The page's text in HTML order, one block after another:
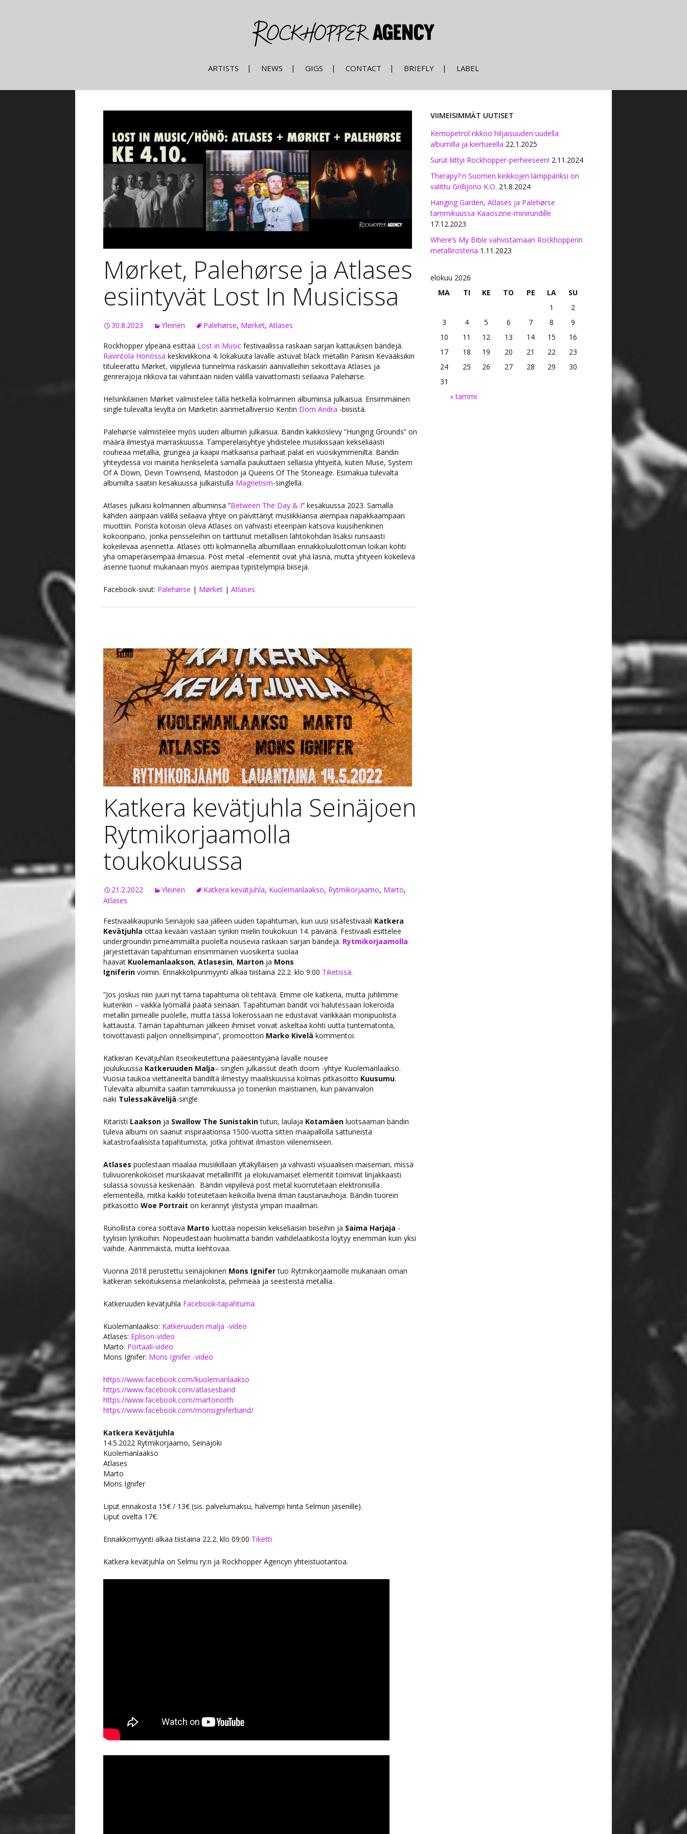
ARTISTS NEWS GIGS CONTACT BRIEFLY LABEL
Mørket, Palehørse ja Atlases
esiintyvät Lost In Musicissa
30.8.2023 Yleinen Palehørse, Mørket, Atlases
Rockhopper ylpeänä esittää Lost in Music festivaalissa raskaan sarjan kattauksen bändejä.
Ravintola Hönössä keskiviikkona 4. lokakuuta lavalle astuvat black metallin Pariisin Kevääksikin
tituleerattu Mørket, viipyileviä tunnelmia raskaisiin äänivalleihin sekoittava Atlases ja
genrerajoja rikkova tai vähintään niiden välillä vaivattomasti seilaava Palehørse.
Helsinkiläinen Mørket valmistelee tällä hetkellä kolmannen albuminsa julkaisua. Ensimmäinen
single tulevalta levyltä on Mørketin äärimetalliversio Kentin Dom Andra -biisistä.
Palehørse valmistelee myös uuden albumin julkaisua. Bändin kakkoslevy ”Hunging Grounds” on
määrä ilmestyä marraskuussa. Tamperelaisyhtye yhdistelee musiikissaan kekseliäästi
rouheaa metallia, grungea ja kaapii matkaansa parhaat palat eri vuosikymmeniltä. Bändin
yhteydessä voi mainita henkseleitä samalla paukuttaen sellaisia yhtyeitä, kuten Muse, System
Of A Down, Devin Townsend, Mastodon ja Queens Of The Stoneage. Esimakua tulevalta
albumilta saatiin kesäkuussa julkaistulla Magnetism-singlellä.
Atlases julkaisi kolmannen albuminsa ”Between The Day & I” kesäkuussa 2023. Samalla
kahden ääripään välillä seilaava yhtye on päivittänyt musiikkiansa aiempaa napakkaampaan
muottiin. Porista kotoisin oleva Atlases on vahvasti eteenpäin katsova kuusihenkinen
kokoonpano, jonka pensseleihin on tarttunut metallisen lähtökohdan lisäksi runsaasti
kokeilevaa asennetta. Atlases otti kolmannella albumillaan ennakkoluulottoman loikan kohti
yhä omaperäisempää ilmaisua. Post metal -elementit ovat yhä läsnä, mutta yhtyeen kokeileva
asenne tuonut mukanaan myös aiempaa typistelympiä biisejä.
Facebook-sivut: Palehørse | Mørket | Atlases
Katkera kevätjuhla Seinäjoen
Rytmikorjaamolla
toukokuussa
21.2.2022 Yleinen Katkera kevätjuhla, Kuolemanlaakso, Rytmikorjaamo, Marto,
Atlases
Festivaalikaupunki Seinäjoki saa jälleen uuden tapahtuman, kun uusi sisäfestivaali Katkera
Kevätjuhla ottaa kevään vastaan synkin mielin toukokuun 14. päivänä. Festivaali esittelee
undergroundin pimeämmältä puolelta nousevia raskaan sarjan bändejä. Rytmikorjaamolla
järjestettävän tapahtuman ensimmäinen vuosikerta suolaa
haavat Kuolemanlaakson, Atlasesin, Marton ja Mons
Igniferin voimin. Ennakkolipunmyynti alkaa tiistaina 22.2. klo 9:00 Tiketissä.
”Jos joskus niin juuri nyt tämä tapahtuma oli tehtävä. Emme ole katkeria, mutta juhlimme
kuitenkin – vaikka lyömällä päätä seinään. Tapahtuman bändit voi halutessaan lokeroida
metallin pimeälle puolelle, mutta tässä lokerossaan ne edustavat värikkään monipuolista
kattausta. Tämän tapahtuman jälkeen ihmiset voivat askeltaa kohti uutta tuntematonta,
toivottavasti paljon onnellisimpina”, promoottori Marko Kivelä kommentoi.
Katkeran Kevätjuhlan itseoikeutettuna pääesiintyjänä lavalle nousee
joulukuussa Katkeruuden Malja– singlen julkaissut death doom -yhtye Kuolemanlaakso.
Vuosia taukoa viettäneeltä bändiltä ilmestyy maaliskuussa kolmas pitkäsoitto Kuusumu.
Tulevalta albumilta saatiin tammikuussa jo toinenkin maistiainen, kun päivänvalon
näki Tulessakävelijä-single.
Kitaristi Laakson ja Swallow The Sunistakintutun, laulaja Kotamäen luotsaaman bändin
tuleva albumi on saanut inspiraationsa 1500-vuotta sitten maapallolla sattuneista
katastrofaalisista tapahtumista, jotka johtivat ilmaston viilenemiseen.
Atlases puolestaan maalaa musiikillaan yltäkylläisen ja vahvasti visuaalisen maiseman, missä
tulivuorenkokoiset murskaavat metalliriffit ja elokuvamaiset elementit toimivat linjakkaasti
sulassa sovussa keskenään. Bändin viipyilevä post metal kuorrutetaan elektronisilla
elementeillä, mitkä kaikki toteutetaan keikoilla livenä ilman taustanauhoja. Bändin tuorein
pitkäsoitto Woe Portrait on kerännyt ylistystä ympäri maailman.
Runollista corea soittava Marto luottaa nopeisiin kekseliäisiin biiseihin ja Saima Harjaja -
tyylisiin lyriikoihin. Nopeudestaan huolimatta bändin vaihdelaatikosta löytyy enemmän kuin yksi
vaihde. Äärimmäistä, mutta kiehtovaa.
Vuonna 2018 perustettu seinäjokinen Mons Ignifertuo Rytmikorjaamolle mukanaan oman
katkeran sekoituksensa melankolista, pehmeää ja seesteistä metallia.
Katkeruuden kevätjuhla Facebook-tapahtuma.
Kuolemanlaakso: Katkeruuden malja -video
Atlases: Eplison-video
Marto: Portaali-video
Mons Ignifer: Mons Ignifer -video
https://www.facebook.com/kuolemanlaakso
https://www.facebook.com/atlasesband
https://www.facebook.com/martonorth
https://www.facebook.com/monsigniferband/
Katkera Kevätjuhla
14.5.2022 Rytmikorjaamo, Seinäjoki
Kuolemanlaakso
Atlases
Marto
Mons Ignifer
Liput ennakosta 15€ / 13€ (sis. palvelumaksu, halvempi hinta Selmun jäsenille).
Liput ovelta 17€.
Ennakkomyynti alkaa tiistaina 22.2. klo 09:00 Tiketti
Katkera kevätjuhla on Selmu ry:n ja Rockhopper Agencyn yhteistuotantoa.
VIIMEISIMMÄT UUTISET
Kemopetrol rikkoo hiljaisuuden uudella
albumilla ja kiertueella 22.1.2025
Surut liittyi Rockhopper-perheeseen! 2.11.2024
Therapy?:n Suomen keikkojen lämppäriksi on
valittu Grillijono K.O. 21.8.2024
Hanging Garden, Atlases ja Palehørse
tammikuussa Kaaoszine-minirundille
17.12.2023
Where’s My Bible vahvistamaan Rockhopperin
metallirosteria 1.11.2023
elokuu 2026
MA
TI KE TO PE LA SU
« tammi
1
2
3
4 5 6 7 8
9
10
11 12 13 14 15
16
17
18 19 20 21 22
23
24
25 26 27 28 29
30
31